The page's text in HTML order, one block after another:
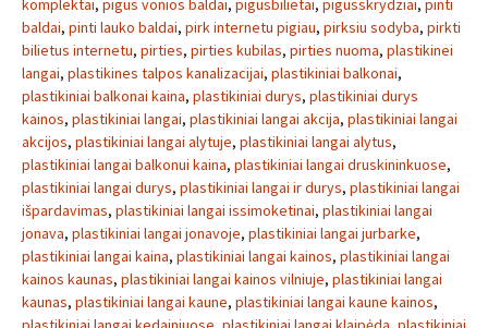
komplektai, pigus vonios baldai, pigusbilietai, pigusskrydziai, pinti
baldai, pinti lauko baldai, pirk internetu pigiau, pirksiu sodyba, pirkti
bilietus internetu, pirties, pirties kubilas, pirties nuoma, plastikinei
langai, plastikines talpos kanalizacijai, plastikiniai balkonai,
plastikiniai balkonai kaina, plastikiniai durys, plastikiniai durys
kainos, plastikiniai langai, plastikiniai langai akcija, plastikiniai langai
akcijos, plastikiniai langai alytuje, plastikiniai langai alytus,
plastikiniai langai balkonui kaina, plastikiniai langai druskininkuose,
plastikiniai langai durys, plastikiniai langai ir durys, plastikiniai langai
išpardavimas, plastikiniai langai issimoketinai, plastikiniai langai
jonava, plastikiniai langai jonavoje, plastikiniai langai jurbarke,
plastikiniai langai kaina, plastikiniai langai kainos, plastikiniai langai
kainos kaunas, plastikiniai langai kainos vilniuje, plastikiniai langai
kaunas, plastikiniai langai kaune, plastikiniai langai kaune kainos,